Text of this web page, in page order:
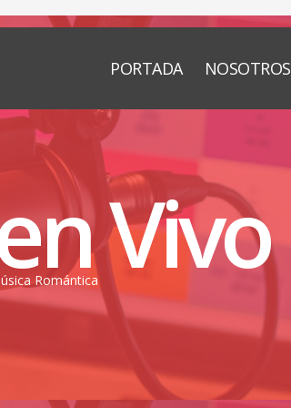
PORTADA NOSOTROS
Vivo
Romántica